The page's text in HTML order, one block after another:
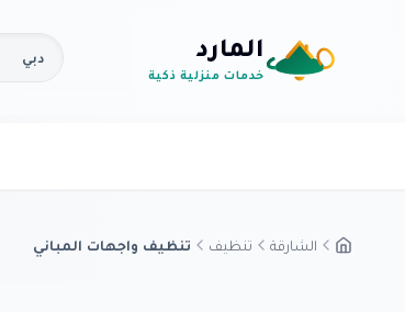
المارد
خدمات منزلية ذكية
دبي
الشارقة تنظيف تنظيف واجهات المباني